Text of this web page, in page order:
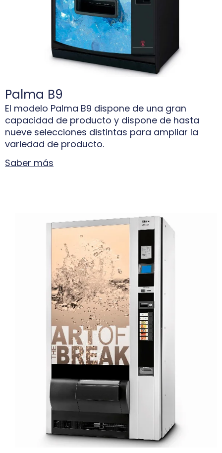
Palma B9
El modelo Palma B9 dispone de una gran
capacidad de producto y dispone de hasta
nueve selecciones distintas para ampliar la
variedad de producto.
Saber más